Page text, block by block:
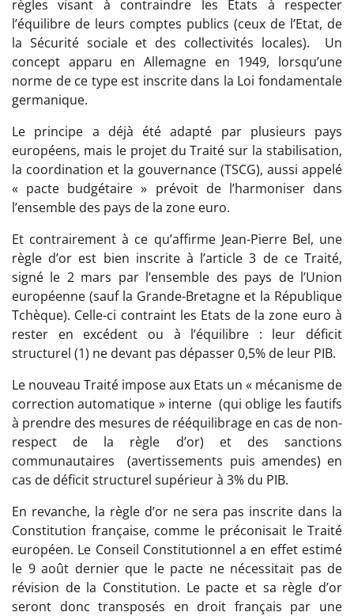
règles visant à contraindre les Etats à respecter
l’équilibre de leurs comptes publics (ceux de l’Etat, de
la Sécurité sociale et des collectivités locales). Un
concept apparu en Allemagne en 1949, lorsqu’une
norme de ce type est inscrite dans la Loi fondamentale
germanique.
Le principe a déjà été adapté par plusieurs pays
européens, mais le projet du Traité sur la stabilisation,
la coordination et la gouvernance (TSCG), aussi appelé
« pacte budgétaire » prévoit de l’harmoniser dans
l’ensemble des pays de la zone euro.
Et contrairement à ce qu’affirme Jean-Pierre Bel, une
règle d’or est bien inscrite à l’article 3 de ce Traité,
signé le 2 mars par l’ensemble des pays de l’Union
européenne (sauf la Grande-Bretagne et la République
Tchèque). Celle-ci contraint les Etats de la zone euro à
rester en excédent ou à l’équilibre : leur déficit
structurel (1) ne devant pas dépasser 0,5% de leur PIB.
Le nouveau Traité impose aux Etats un « mécanisme de
correction automatique » interne (qui oblige les fautifs
à prendre des mesures de rééquilibrage en cas de non-
respect de la règle d’or) et des sanctions
communautaires (avertissements puis amendes) en
cas de déficit structurel supérieur à 3% du PIB.
En revanche, la règle d’or ne sera pas inscrite dans la
Constitution française, comme le préconisait le Traité
européen. Le Conseil Constitutionnel a en effet estimé
le 9 août dernier que le pacte ne nécessitait pas de
révision de la Constitution. Le pacte et sa règle d’or
seront donc transposés en droit français par une